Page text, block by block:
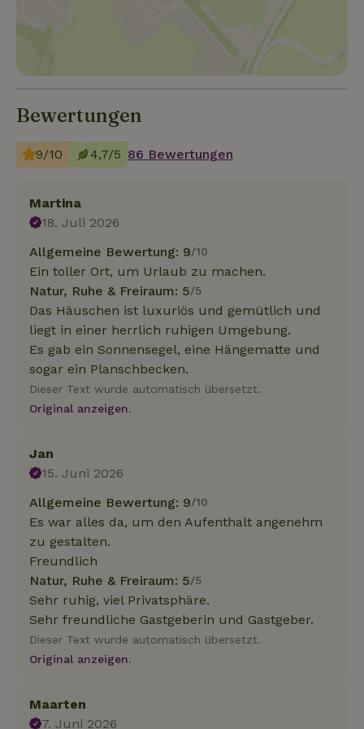
Bewertungen
9/10 4,7/5 86 Bewertungen
Martina
18. Juli 2026
Allgemeine Bewertung: 9/10
Ein toller Ort, um Urlaub zu machen.
Natur, Ruhe & Freiraum: 5/5
Das Häuschen ist luxuriös und gemütlich und
liegt in einer herrlich ruhigen Umgebung.
Es gab ein Sonnensegel, eine Hängematte und
sogar ein Planschbecken.
Dieser Text wurde automatisch übersetzt.
Original anzeigen.
Jan
15. Juni 2026
Allgemeine Bewertung: 9/10
Es war alles da, um den Aufenthalt angenehm
zu gestalten.
Freundlich
Natur, Ruhe & Freiraum: 5/5
Sehr ruhig, viel Privatsphäre.
Sehr freundliche Gastgeberin und Gastgeber.
Dieser Text wurde automatisch übersetzt.
Original anzeigen.
Maarten
7. Juni 2026